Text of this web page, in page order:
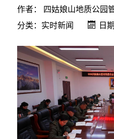
作者： 四姑娘山地质公园
分类： 实时新闻 日